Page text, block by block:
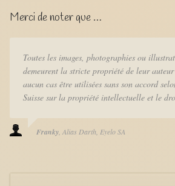
Merci de noter que …
Toutes les images, photographies ou
demeurent la stricte propriété de leur auteur
aucun cas être utilisées sans son accord
Suisse sur la propriété intellectuelle et le
Franky Alias Darth Eyelo SA